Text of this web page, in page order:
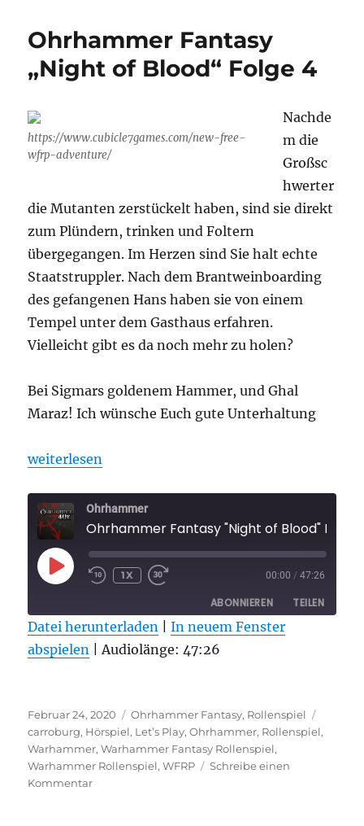
Folge
Ohrhammer Fantasy
„Night of Blood“ Folge 4
https://www.cubicle7games.com/new-free-
wfrp-adventure/
Nachde
m die
Großsc
hwerter
die Mutanten zerstückelt haben, sind sie direkt
zum Plündern, trinken und Foltern
übergegangen. Im Herzen sind Sie halt echte
Staatstruppler. Nach dem Brantweinboarding
des gefangenen Hans haben sie von einem
Tempel unter dem Gasthaus erfahren.
Vielleicht gibt es da noch mehr zu holen?
Bei Sigmars goldenem Hammer, und Ghal
Maraz! Ich wünsche Euch gute Unterhaltung
„Ohrhammer Fantasy „Night of Blood“ Folge 4“
weiterlesen
Ohrhammer
PLAY
EPISODE
1X 00:00 / 47:26
ABONNIEREN TEILEN
RSS FEED
TEILEN
EMBED
Datei herunterladen |In neuem Fenster
abspielen |Audiolänge: 47:26
Veröffentlicht
am
Februar 24, 2020 Kategorien
Ohrhammer Fantasy, Rollenspiel
carroburg, Hörspiel, Let’s Play,Ohrhammer, Rollenspiel,
Warhammer,Warhammer Fantasy Rollenspiel,
Warhammer Rollenspiel,WFRP
Schreibe einen
Kommentarzu